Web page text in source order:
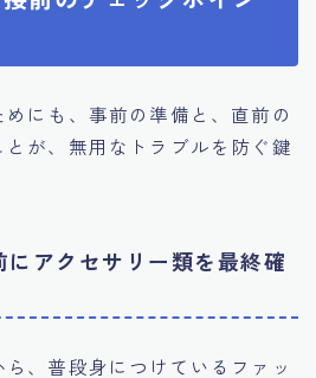
にも、事前の準備と、直前の
が、無用なトラブルを防ぐ鍵
アクセサリー類を最終確
、普段身につけているファッ